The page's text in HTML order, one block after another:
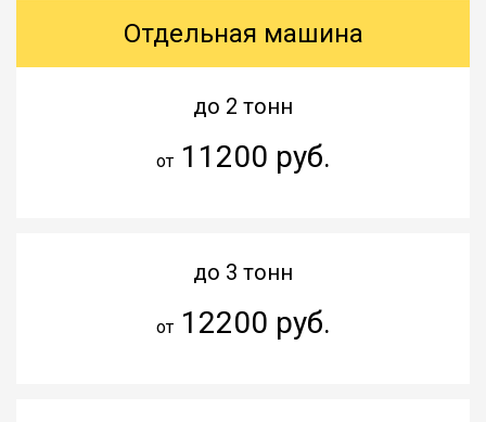
Отдельная машина
до 2 тонн
от11200 руб.
до 3 тонн
от12200 руб.